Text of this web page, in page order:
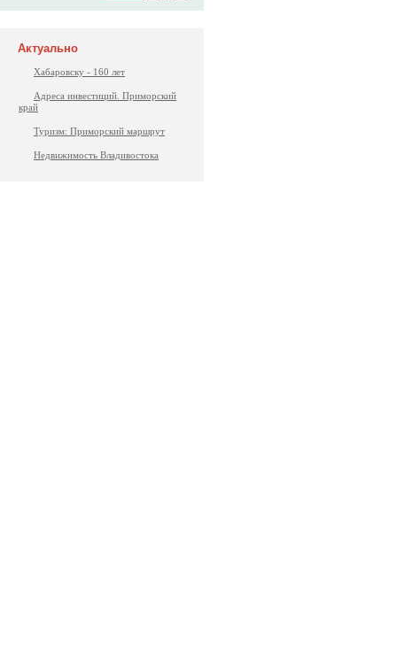
Актуально
Хабаровску - 160 лет
Адреса инвестиций. Приморский
край
Туризм: Приморский маршрут
Недвижимость Владивостока